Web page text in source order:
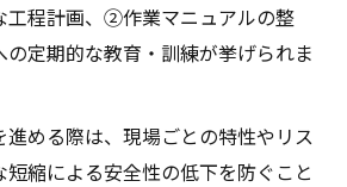
程計画、②作業マニュアルの整
定期的な教育・訓練が挙げられま
める際は、現場ごとの特性やリス
縮による安全性の低下を防ぐこと